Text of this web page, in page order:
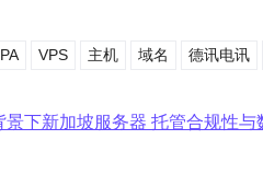
VPS 主机 域名 德讯电讯
景下新加坡服务器 托管合规性与